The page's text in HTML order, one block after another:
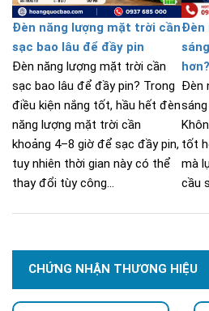
Đèn năng lượng mặt trời cần
sạc bao lâu để đầy pin
Đèn năng lượng mặt trời cần
sạc bao lâu để đầy pin? Trong
điều kiện nắng tốt, hầu hết đèn
năng lượng mặt trời cần
khoảng 4–8 giờ để sạc đầy pin,
tuy nhiên thời gian này có thể
thay đổi tùy công...
Đèn
hơn?
Đèn
tốt
mà
cầu
CHỨNG NHẬN THƯƠNG HIỆU